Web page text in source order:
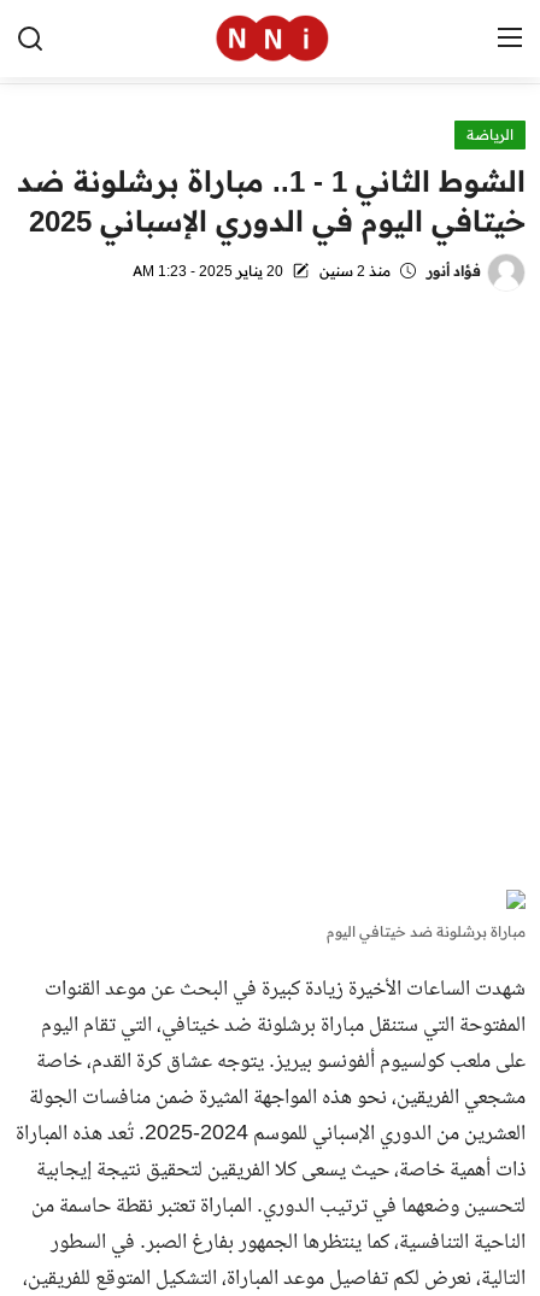
الرئيسية
اخبار مصر
العالم
الرياضة
الشوط الثاني 1 - 1.. مباراة برشلونة ضد
خيتافي اليوم في الدوري الإسباني 2025
فؤاد أنور منذ 2 سنين 20 يناير 2025 - 1:23 AM
مباراة برشلونة ضد خيتافي اليوم
شهدت الساعات الأخيرة زيادة كبيرة في البحث عن موعد القنوات
المفتوحة التي ستنقل مباراة برشلونة ضد خيتافي، التي تقام اليوم
على ملعب كولسيوم ألفونسو بيريز. يتوجه عشاق كرة القدم، خاصة
مشجعي الفريقين، نحو هذه المواجهة المثيرة ضمن منافسات الجولة
العشرين من الدوري الإسباني للموسم 2024-2025. تُعد هذه المباراة
ذات أهمية خاصة، حيث يسعى كلا الفريقين لتحقيق نتيجة إيجابية
لتحسين وضعهما في ترتيب الدوري. المباراة تعتبر نقطة حاسمة من
الناحية التنافسية، كما ينتظرها الجمهور بفارغ الصبر. في السطور
التالية، نعرض لكم تفاصيل موعد المباراة، التشكيل المتوقع للفريقين،